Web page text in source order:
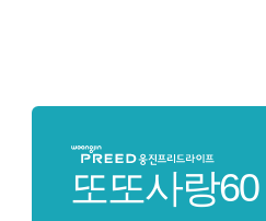
또또사랑60